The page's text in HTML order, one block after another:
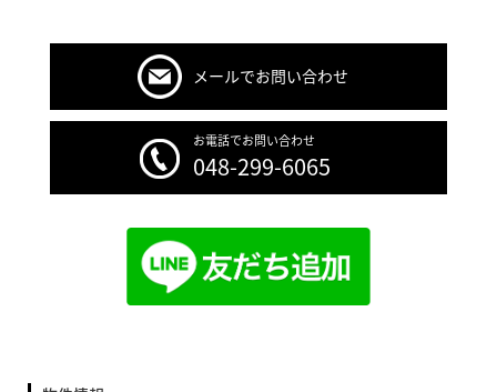
メールでお問い合わせ
お電話でお問い合わせ
048-299-6065